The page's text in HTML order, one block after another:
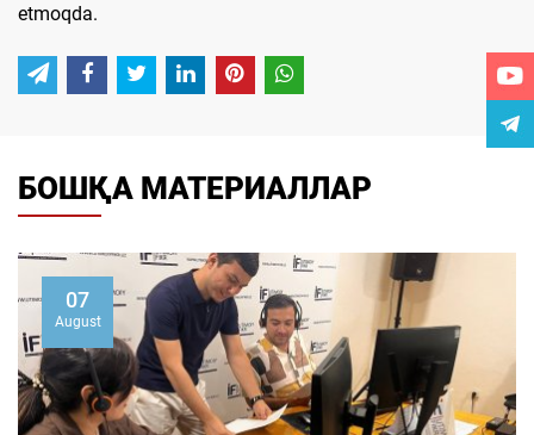
etmoqda.
БОШҚА МАТЕРИАЛЛАР
07
August